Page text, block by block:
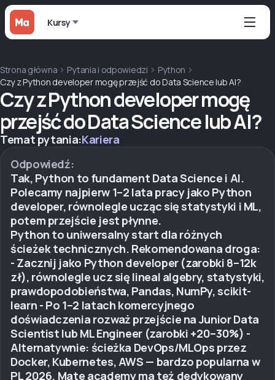
Kursy
Strona główna Pytania i odpowiedzi
Python
Czy z Python developer mogę przejść do Data Science lub AI?
Czy z Python developer mogę
przejść do Data Science lub AI?
Temat pytania:Kariera
Odpowiedź:
Tak, Python to fundament Data Science i AI.
Polecamy najpierw 1–2 lata pracy jako Python
developer, równolegle ucząc się statystyki i ML,
potem przejście jest płynne.
Python to uniwersalny start dla różnych
ścieżek technicznych. Rekomendowana droga:
- Zacznij jako Python developer (zarobki 8–12k
zł), równolegle ucz się lineal algebry, statystyki,
prawdopodobieństwa, Pandas, NumPy, scikit-
learn - Po 1–2 latach komercyjnego
doświadczenia rozważ przejście na Junior Data
Scientist lub ML Engineer (zarobki +20–30%) -
Alternatywnie: ścieżka DevOps/MLOps przez
Docker, Kubernetes, AWS — bardzo popularna w
PL 2026. Mate academy ma też dedykowany